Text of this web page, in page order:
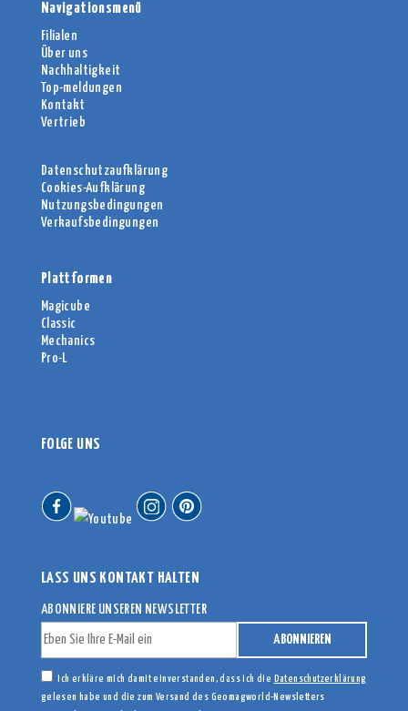
Navigationsmenü
Filialen
Über uns
Nachhaltigkeit
Top-meldungen
Kontakt
Vertrieb
Datenschutzaufklärung
Cookies-Aufklärung
Nutzungsbedingungen
Verkaufsbedingungen
Plattformen
Magicube
Classic
Mechanics
Pro-L
FOLGE UNS
LASS UNS KONTAKT HALTEN
ABONNIERE UNSEREN NEWSLETTER
Ich erkläre mich damit einverstanden, dass ich die Datenschutzerklärung
gelesen habe und die zum Versand des Geomagworld-Newsletters